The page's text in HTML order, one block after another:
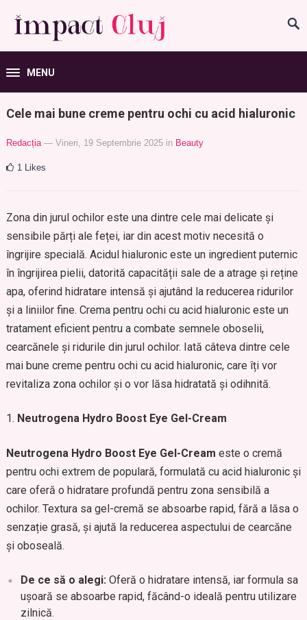
MENU
Cele mai bune creme pentru ochi cu acid hialuronic
Redacția — Vineri, 19 Septembrie 2025 in Beauty
1 Likes
Zona din jurul ochilor este una dintre cele mai delicate și
sensibile părți ale feței, iar din acest motiv necesită o
îngrijire specială. Acidul hialuronic este un ingredient puternic
în îngrijirea pielii, datorită capacității sale de a atrage și reține
apa, oferind hidratare intensă și ajutând la reducerea ridurilor
și a liniilor fine. Crema pentru ochi cu acid hialuronic este un
tratament eficient pentru a combate semnele oboselii,
cearcănele și ridurile din jurul ochilor. Iată câteva dintre cele
mai bune creme pentru ochi cu acid hialuronic, care îți vor
revitaliza zona ochilor și o vor lăsa hidratată și odihnită.
Neutrogena Hydro Boost Eye Gel-Cream
Neutrogena Hydro Boost Eye Gel-Cream este o cremă
pentru ochi extrem de populară, formulată cu acid hialuronic și
care oferă o hidratare profundă pentru zona sensibilă a
ochilor. Textura sa gel-cremă se absoarbe rapid, fără a lăsa o
senzație grasă, și ajută la reducerea aspectului de cearcăne
și oboseală.
De ce să o alegi: Oferă o hidratare intensă, iar formula sa
ușoară se absoarbe rapid, făcând-o ideală pentru utilizare
zilnică.